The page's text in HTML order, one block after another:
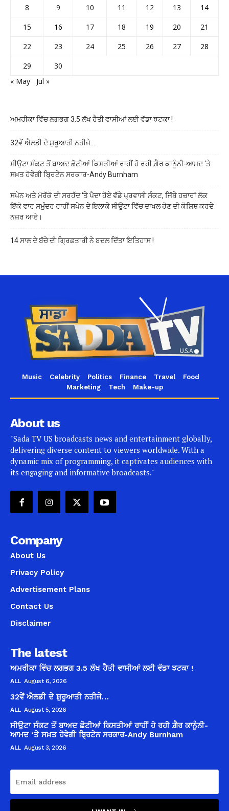
8
9 10 11 12 13
14
15
16 17 18 19 20
21
22
23 24 25 26 27
28
29
30
« May
Jul »
ਅਮਰੀਕਾ ਵਿੱਚ ਲਗਭਗ 3.5 ਲੱਖ ਹੈਤੀ ਵਾਸੀਆਂ ਲਈ ਵੱਡਾ ਝਟਕਾ !
32ਵੇਂ ਐਲਡੀ ਦੇ ਸ਼ੁਰੂਆਤੀ ਨਤੀਜੇ…
ਸੀਉਟਾ ਸੰਕਟ ਤੋਂ ਬਾਅਦ ਛੋਟੀਆਂ ਕਿਸਤੀਆਂ ਰਾਹੀਂ ਹੋ ਰਹੀ ਗ਼ੈਰ ਕਾਨੂੰਨੀ-ਆਮਦ ‘ਤੇ
ਸਖ਼ਤ ਹੋਵੇਗੀ ਬ੍ਰਿਟੇਨ ਸਰਕਾਰ-Andy Burnham
ਸਪੇਨ ਅਤੇ ਮੋਰੱਕੋ ਦੀ ਸਰਹੱਦ ‘ਤੇ ਪੈਦਾ ਹੋਏ ਵੱਡੇ ਪ੍ਰਵਾਸੀ ਸੰਕਟ, ਜਿੱਥੇ ਹਜ਼ਾਰਾਂ ਲੋਕ
ਇੱਕੋ ਵਾਰ ਸਮੁੰਦਰ ਰਾਹੀਂ ਸਪੇਨ ਦੇ ਇਲਾਕੇ ਸੀਉਟਾ ਵਿੱਚ ਦਾਖਲ ਹੋਣ ਦੀ ਕੋਸ਼ਿਸ਼ ਕਰਦੇ
ਨਜ਼ਰ ਆਏ।
14 ਸਾਲ ਦੇ ਬੱਚੇ ਦੀ ਗ੍ਰਿਫ਼ਤਾਰੀ ਨੇ ਬਦਲ ਦਿੱਤਾ ਇਤਿਹਾਸ !
Music Celebrity Politics Finance Travel
Food
Marketing
Tech Make-up
About us
"Sada TV US broadcasts news and entertainment globally,
delivering diverse content to viewers worldwide. With a
dynamic mix of programming, it captivates audiences with
its engaging and informative broadcasts."
Company
About Us
Privacy Policy
Advertisement Plans
Contact Us
Disclaimer
The latest
ਅਮਰੀਕਾ ਵਿੱਚ ਲਗਭਗ 3.5 ਲੱਖ ਹੈਤੀ ਵਾਸੀਆਂ ਲਈ ਵੱਡਾ ਝਟਕਾ !
ALL August 6, 2026
32ਵੇਂ ਐਲਡੀ ਦੇ ਸ਼ੁਰੂਆਤੀ ਨਤੀਜੇ…
ALL August 5, 2026
ਸੀਉਟਾ ਸੰਕਟ ਤੋਂ ਬਾਅਦ ਛੋਟੀਆਂ ਕਿਸਤੀਆਂ ਰਾਹੀਂ ਹੋ ਰਹੀ ਗ਼ੈਰ ਕਾਨੂੰਨੀ-
ਆਮਦ ‘ਤੇ ਸਖ਼ਤ ਹੋਵੇਗੀ ਬ੍ਰਿਟੇਨ ਸਰਕਾਰ-Andy Burnham
ALL August 3, 2026